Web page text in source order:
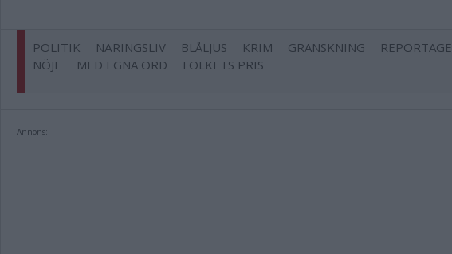
POLITIK NÄRINGSLIV BLÅLJUS KRIM GRANSKNING REPORTAGE
NÖJE
MED EGNA ORD FOLKETS PRIS
Annons: